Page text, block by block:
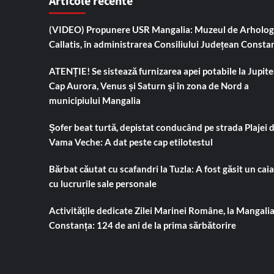
(VIDEO) Propunere USR Mangalia: Muzeul de
Callatis, în administrarea Consiliului Județean
ATENȚIE! Se sistează furnizarea apei potabile la
Cap Aurora, Venus și Saturn și în zona de Nord a
municipiului Mangalia
Șofer beat turtă, depistat conducând pe strada Plajei
Vama Veche: A dat peste cap etilotestul
Bărbat căutat cu scafandri la Tuzla: A fost găsit un
cu lucrurile sale personale
Activitățile dedicate Zilei Marinei Române, la
Constanța: 124 de ani de la prima sărbătorire